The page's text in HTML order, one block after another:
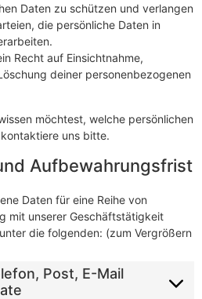
Daten zu schützen und verlangen
die persönliche Daten in
Recht auf Einsichtnahme,
deiner personenbezogenen
möchtest, welche persönlichen
uns bitte.
Aufbewahrungsfrist
Daten für eine Reihe von
mit unserer Geschäftstätigkeit
die folgenden: (zum Vergrößern
Post, E-Mail